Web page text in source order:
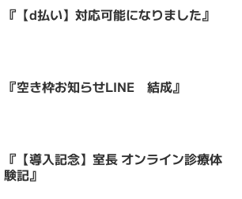
『【d払い】対応可能になりました』
『空き枠お知らせLINE 結成』
『【導入記念】室長 オンライン診療体
験記』